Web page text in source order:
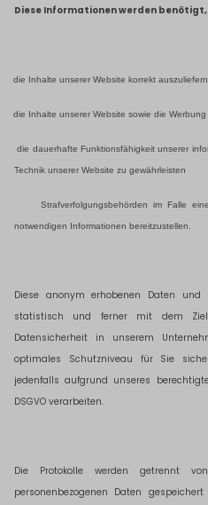
Diese Informationen werden benötigt,
die Inhalte unserer Website korrekt auszuliefern
die Inhalte unserer Website sowie die
die dauerhafte Funktionsfähigkeit unserer
Technik unserer Website zu gewährleisten
Strafverfolgungsbehörden im Falle
notwendigen Informationen bereitzustellen.
Diese anonym erhobenen Daten und
statistisch und ferner mit dem
Datensicherheit in unserem
optimales Schutzniveau für Sie
jedenfalls aufgrund unseres
DSGVO verarbeiten.
Die Protokolle werden getrennt
personenbezogenen Daten